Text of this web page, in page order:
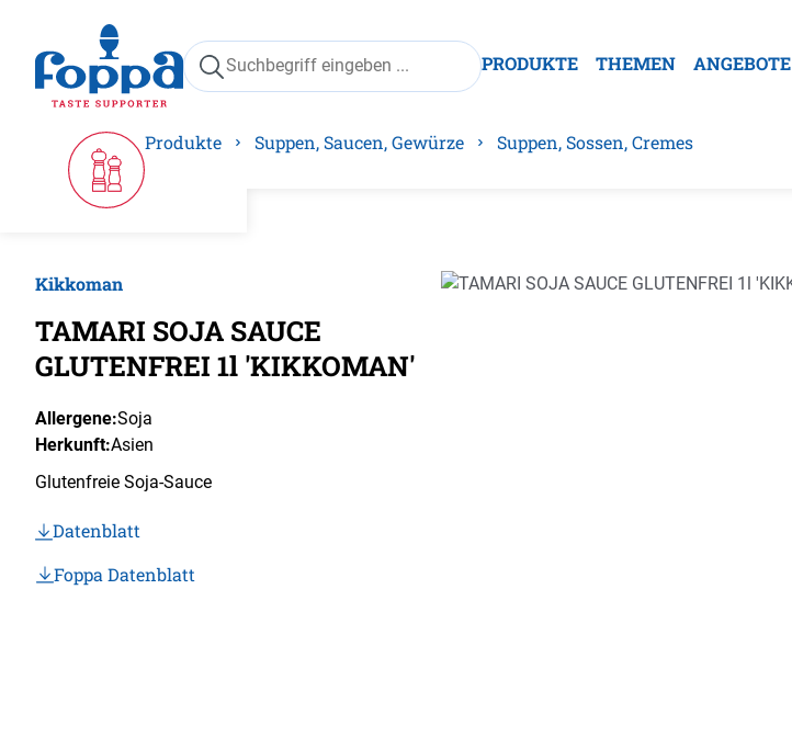
Zur Hauptnavigation springen
PRODUKTE THEMEN ANGEBOTE
Produkte Suppen, Saucen, Gewürze Suppen, Sossen, Cremes
Kikkoman
TAMARI SOJA SAUCE
GLUTENFREI 1l 'KIKKOMAN'
Allergene:Soja
Herkunft:Asien
Glutenfreie Soja-Sauce
Datenblatt
Foppa Datenblatt
Bildergalerie überspringen